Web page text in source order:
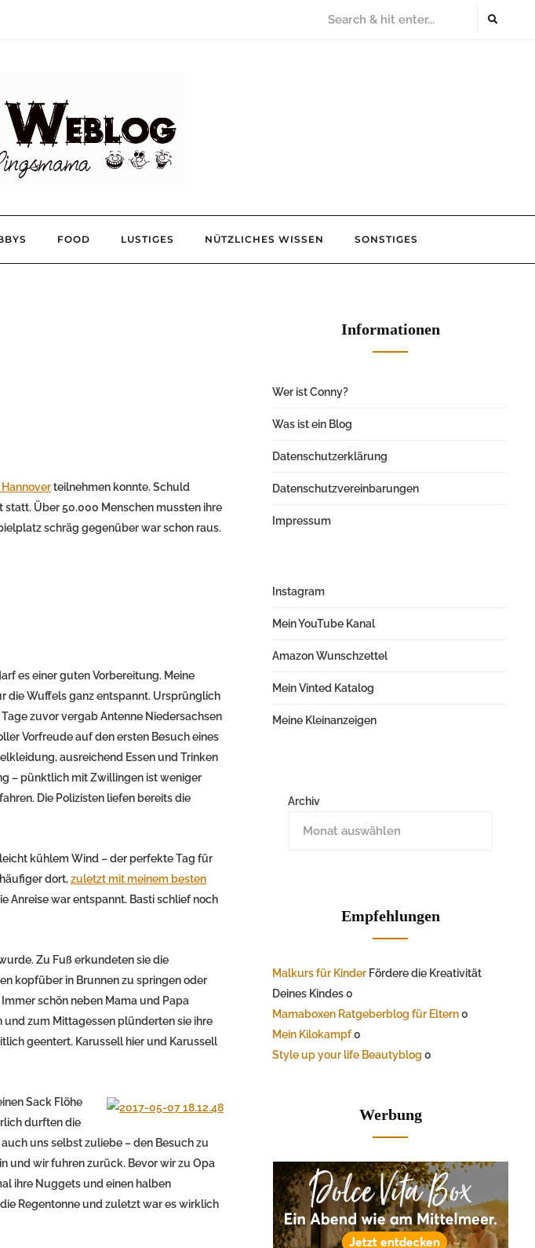
FOOD LUSTIGES NÜTZLICHES WISSEN SONSTIGES
teilnehmen konnte. Schuld
statt. Über 50.000 Menschen mussten ihre
schräg gegenüber war schon raus.
es einer guten Vorbereitung. Meine
die Wuffels ganz entspannt. Ursprünglich
zuvor vergab Antenne Niedersachsen
Vorfreude auf den ersten Besuch eines
ausreichend Essen und Trinken
– pünktlich mit Zwillingen ist weniger
Die Polizisten liefen bereits die
kühlem Wind – der perfekte Tag für
dort,zuletzt mit meinem besten
Anreise war entspannt. Basti schlief noch
Zu Fuß erkundeten sie die
kopfüber in Brunnen zu springen oder
schön neben Mama und Papa
zum Mittagessen plünderten sie ihre
geentert. Karussell hier und Karussell
Sack Flöhe
durften die
uns selbst zuliebe – den Besuch zu
und wir fuhren zurück. Bevor wir zu Opa
ihre Nuggets und einen halben
Regentonne und zuletzt war es wirklich
Informationen
Wer ist Conny?
Was ist ein Blog
Datenschutzerklärung
Datenschutzvereinbarungen
Impressum
Instagram
Mein YouTube Kanal
Amazon Wunschzettel
Mein Vinted Katalog
Meine Kleinanzeigen
Archiv
Empfehlungen
Malkurs für Kinder Fördere die Kreativität
Deines Kindes 0
Mamaboxen Ratgeberblog für Eltern0
Mein Kilokampf0
Style up your life Beautyblog 0
Werbung